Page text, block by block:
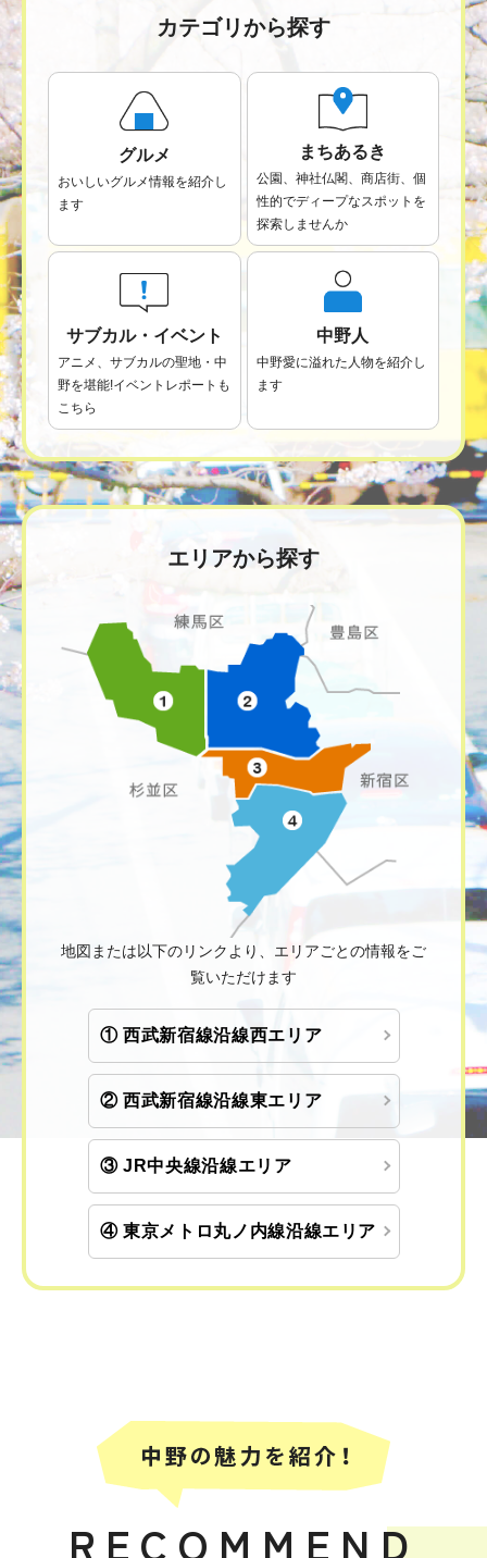
カテゴリから探す
グルメ
おいしいグルメ情報を紹介し
ます
まちあるき
公園、神社仏閣、商店街、個
性的でディープなスポットを
探索しませんか
サブカル・イベント
アニメ、サブカルの聖地・中
野を堪能!イベントレポートも
こちら
中野人
中野愛に溢れた人物を紹介し
ます
エリアから探す
地図または以下のリンクより、エリアごとの情報をご
覧いただけます
① 西武新宿線沿線西エリア
② 西武新宿線沿線東エリア
③ JR中央線沿線エリア
④ 東京メトロ丸ノ内線沿線エリア
RECOMMEND